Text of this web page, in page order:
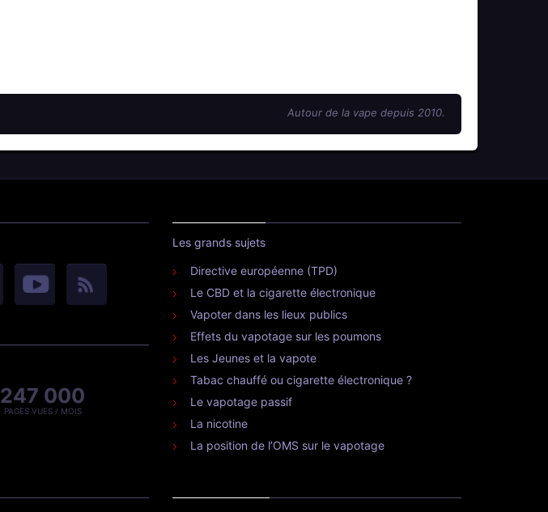
Autour de la vape depuis 2010.
247 000
PAGES VUES / MOIS
Les grands sujets
Directive européenne (TPD)
Le CBD et la cigarette électronique
Vapoter dans les lieux publics
Effets du vapotage sur les poumons
Les Jeunes et la vapote
Tabac chauffé ou cigarette électronique ?
Le vapotage passif
La nicotine
La position de l’OMS sur le vapotage